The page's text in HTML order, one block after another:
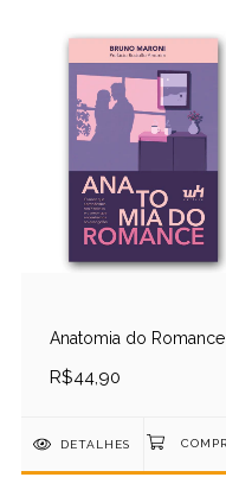
Anatomia do Romance
R$44,90
DETALHES